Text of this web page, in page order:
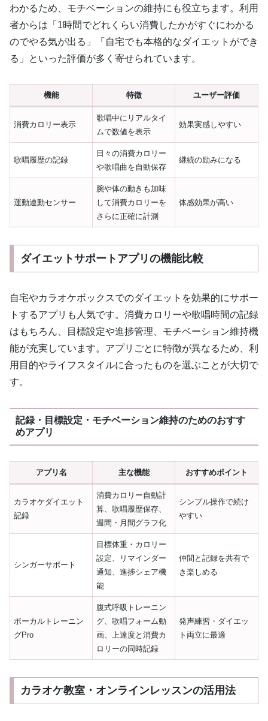
わかるため、モチベーションの維持にも役立ちます。利用
者からは「1時間でどれくらい消費したかがすぐにわかる
のでやる気が出る」「自宅でも本格的なダイエットができ
る」といった評価が多く寄せられています。
機能 特徴 ユーザー評価
消費カロリー表示
歌唱中にリアルタイ
ムで数値を表示
効果実感しやすい
歌唱履歴の記録
日々の消費カロリー
や歌唱曲を自動保存
継続の励みになる
運動連動センサー
腕や体の動きも加味
して消費カロリーを
さらに正確に計測
体感効果が高い
ダイエットサポートアプリの機能比較
自宅やカラオケボックスでのダイエットを効果的にサポー
トするアプリも人気です。消費カロリーや歌唱時間の記録
はもちろん、目標設定や進捗管理、モチベーション維持機
能が充実しています。アプリごとに特徴が異なるため、利
用目的やライフスタイルに合ったものを選ぶことが大切で
す。
記録・目標設定・モチベーション維持のためのおすす
めアプリ
アプリ名 主な機能 おすすめポイント
カラオケダイエット
記録
消費カロリー自動計
算、歌唱履歴保存、
週間・月間グラフ化
シンプル操作で続け
やすい
シンガーサポート
目標体重・カロリー
設定、リマインダー
通知、進捗シェア機
能
仲間と記録を共有で
き楽しめる
ボーカルトレーニン
グPro
腹式呼吸トレーニン
グ、歌唱フォーム動
画、上達度と消費カ
ロリーの同時記録
発声練習・ダイエッ
ト両立に最適
カラオケ教室・オンラインレッスンの活用法